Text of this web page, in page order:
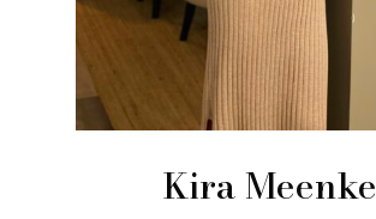
Kira Meenke